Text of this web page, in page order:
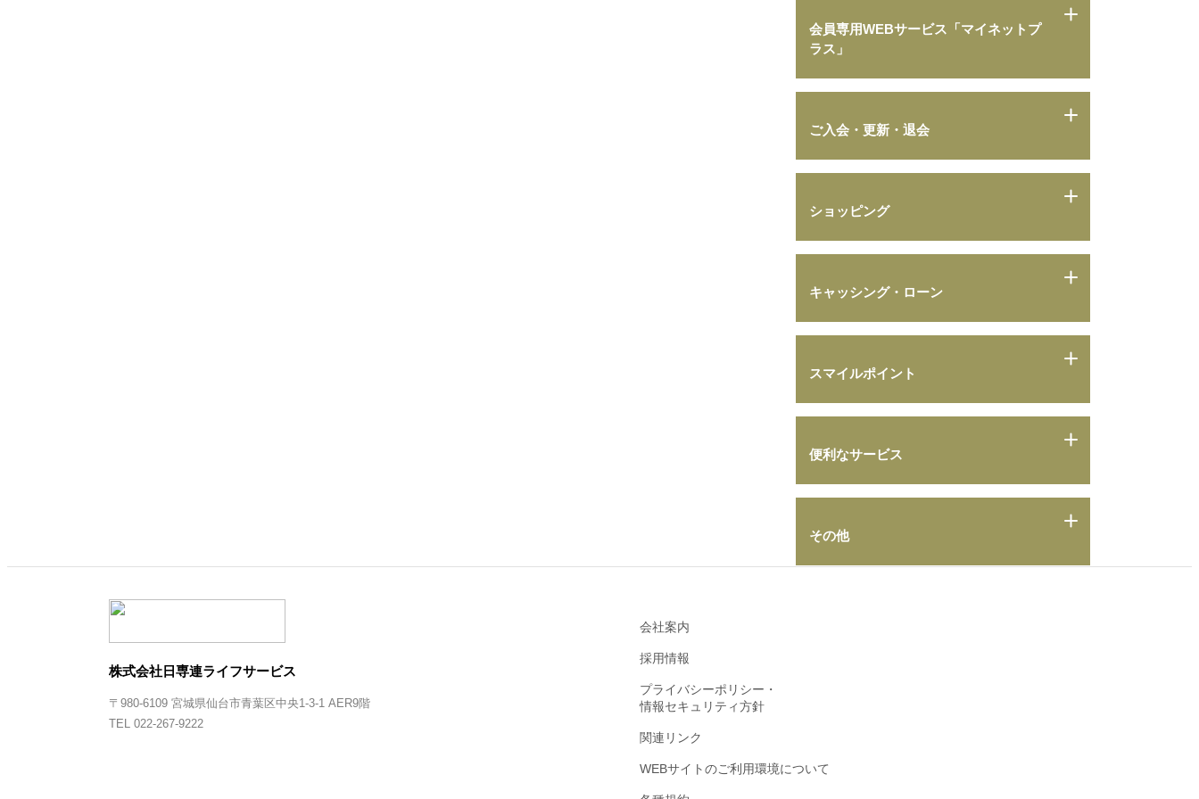
会員専用WEBサービス「マイネットプ
ラス」
ご入会・更新・退会
ショッピング
キャッシング・ローン
スマイルポイント
便利なサービス
その他
会社案内
採用情報
プライバシーポリシー・
情報セキュリティ方針
関連リンク
WEBサイトのご利用環境について
株式会社日専連ライフサービス
〒980-6109 宮城県仙台市青葉区中央1-3-1 AER9階
TEL 022-267-9222